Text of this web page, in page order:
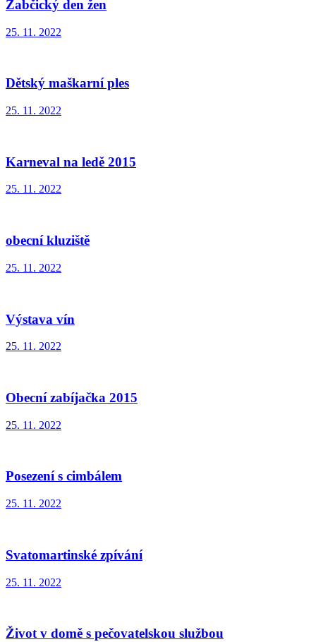
Žabčický den žen
25. 11. 2022
Dětský maškarní ples
25. 11. 2022
Karneval na ledě 2015
25. 11. 2022
obecní kluziště
25. 11. 2022
Výstava vín
25. 11. 2022
Obecní zabíjačka 2015
25. 11. 2022
Posezení s cimbálem
25. 11. 2022
Svatomartinské zpívání
25. 11. 2022
Život v domě s pečovatelskou službou